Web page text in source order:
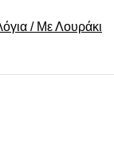
/ Με Λουράκι